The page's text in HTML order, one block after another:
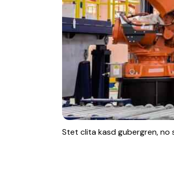
Stet clita kasd gubergren,